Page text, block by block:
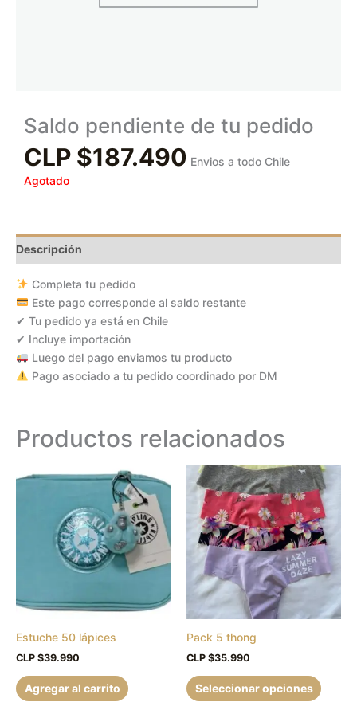
Saldo pendiente de tu pedido
CLP $187.490 Envios a todo Chile
Agotado
Descripción
Completa tu pedido
Este pago corresponde al saldo restante
✔ Tu pedido ya está en Chile
✔ Incluye importación
Luego del pago enviamos tu producto
Pago asociado a tu pedido coordinado por DM
Productos relacionados
Estuche 50 lápices
CLP $39.990
Agregar al carrito
Pack 5 thong
CLP $35.990
Seleccionar opciones
Este
tiene
Las
página